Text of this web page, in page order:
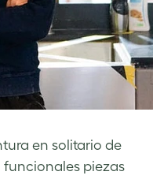
en solitario de
funcionales piezas